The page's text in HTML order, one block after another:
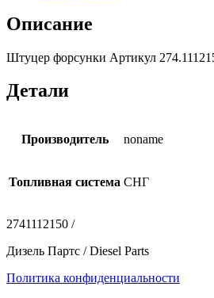
Описание
Штуцер форсунки Артикул
Детали
Производитель noname
Топливная система СНГ
2741112150 /
Дизель Партс / Diesel Parts
Политика конфиденциальности